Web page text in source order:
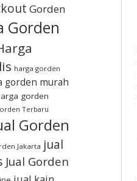
Gorden
Gorden
harga gorden
gorden murah
gorden
Terbaru
Gorden
Jakarta jual
Jual Gorden